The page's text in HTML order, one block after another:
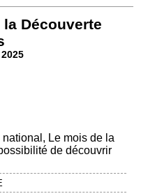
Découverte
Le mois de la
de découvrir